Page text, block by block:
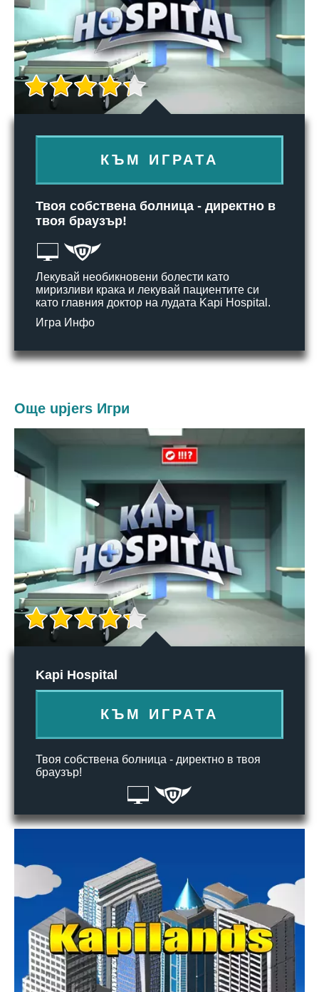
КЪМ ИГРАТА
Твоя собствена болница - директно в
твоя браузър!
Лекувай необикновени болести като
миризливи крака и лекувай пациентите си
като главния доктор на лудата Kapi Hospital.
Игра Инфо
Още upjers Игри
Kapi Hospital
КЪМ ИГРАТА
Твоя собствена болница - директно в твоя
браузър!